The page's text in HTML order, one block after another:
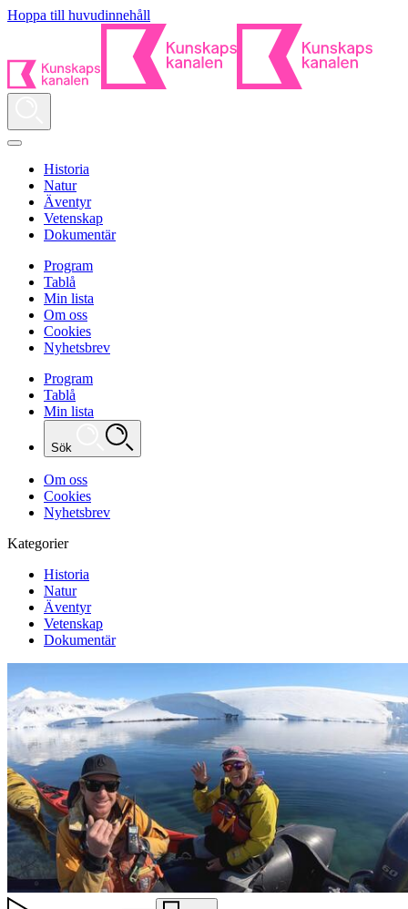
Hoppa till huvudinnehåll
Historia
Natur
Äventyr
Vetenskap
Dokumentär
Program
Tablå
Min lista
Om oss
Cookies
Nyhetsbrev
Program
Tablå
Min lista
Sök
Om oss
Cookies
Nyhetsbrev
Kategorier
Historia
Natur
Äventyr
Vetenskap
Dokumentär